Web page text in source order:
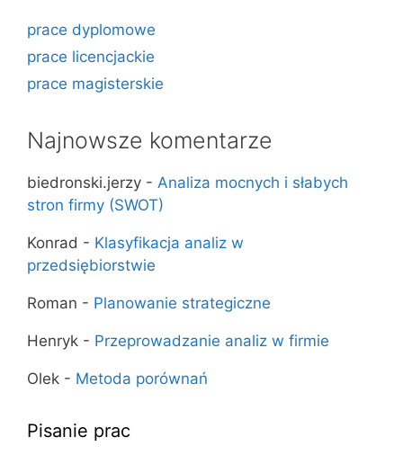
prace dyplomowe
prace licencjackie
prace magisterskie
Najnowsze komentarze
biedronski.jerzy - Analiza mocnych i słabych
stron firmy (SWOT)
Konrad - Klasyfikacja analiz w
przedsiębiorstwie
Roman - Planowanie strategiczne
Henryk - Przeprowadzanie analiz w firmie
Olek - Metoda porównań
Pisanie prac